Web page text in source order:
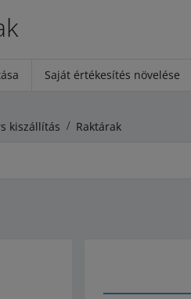
Saját értékesítés növelése
kiszállítás Raktárak